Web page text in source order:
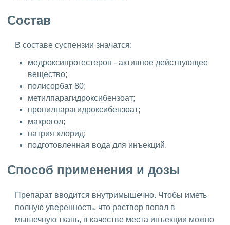
Состав
В составе суспензии значатся:
медроксипрогестерон - активное действующее
вещество;
полисорбат 80;
метилпарагидроксибензоат;
пропилпарагидроксибензоат;
макрогол;
натрия хлорид;
подготовленная вода для инъекций.
Способ применения и дозы
Препарат вводится внутримышечно. Чтобы иметь
полную уверенность, что раствор попал в
мышечную ткань, в качестве места инъекции можно